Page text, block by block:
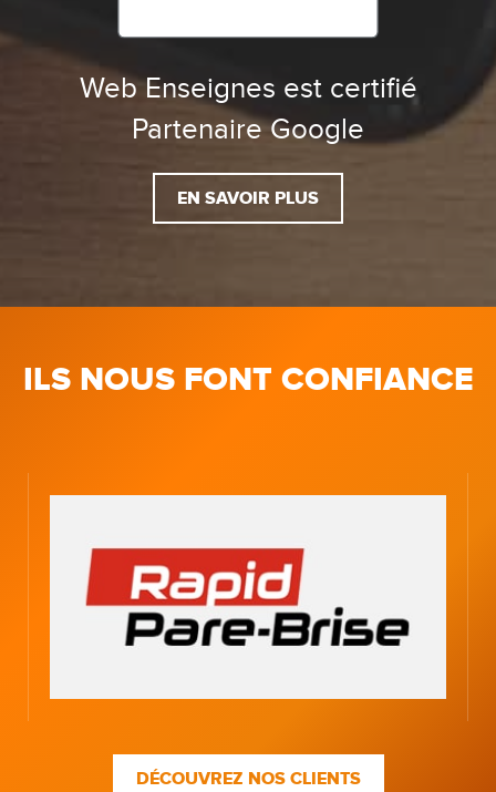
Web Enseignes est certifié
Partenaire Google
EN SAVOIR PLUS
ILS NOUS FONT CONFIANCE
DÉCOUVREZ NOS CLIENTS